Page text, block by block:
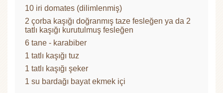
10 iri domates (dilimlenmiş)
2 çorba kaşığı doğranmış taze fesleğen ya da 2
tatlı kaşığı kurutulmuş fesleğen
6 tane - karabiber
1 tatlı kaşığı tuz
1 tatlı kaşığı şeker
1 su bardağı bayat ekmek içi